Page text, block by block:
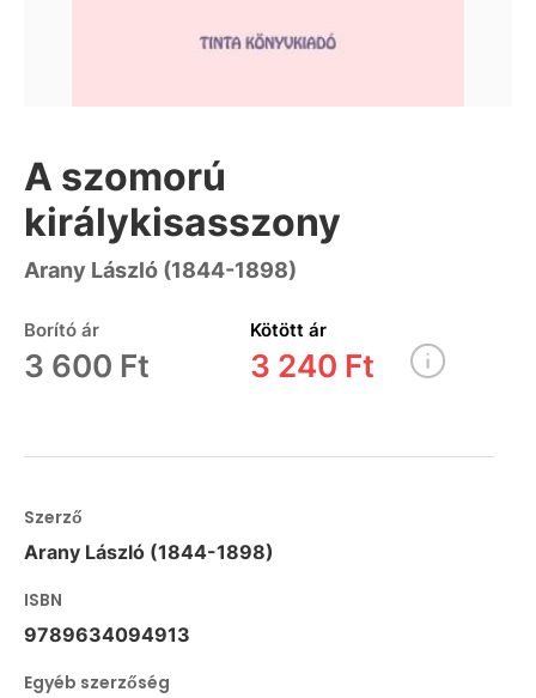
A szomorú
királykisasszony
Arany László (1844-1898)
Borító ár
3 600 Ft
Kötött ár
3 240 Ft
Szerző
Arany László (1844-1898)
ISBN
9789634094913
Egyéb szerzőség